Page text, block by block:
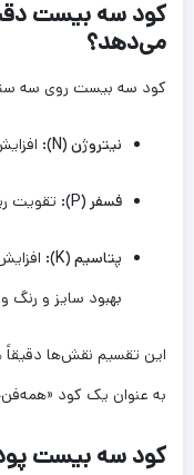
کود سه بیست
می‌دهد؟
کود سه بیست روی سه
نیتروژن (N):
فسفر (P): تقویت
پتاسیم (K):
بهبود سایز و
این تقسیم نقش‌ها
به عنوان یک کود
کود سه بیست